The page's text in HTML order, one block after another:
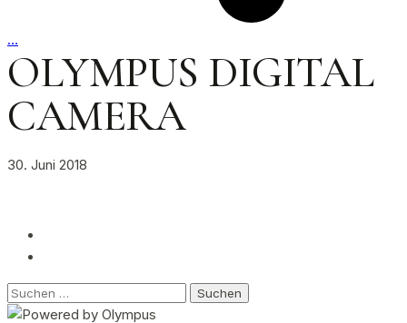
…
OLYMPUS DIGITAL
CAMERA
30. Juni 2018
Suchen
nach: